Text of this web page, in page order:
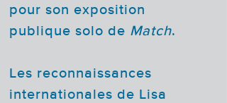
pour son exposition
publique solo de Match.
Les reconnaissances
internationales de Lisa